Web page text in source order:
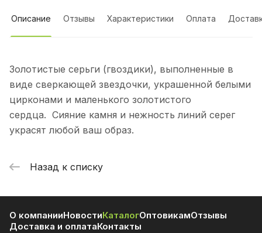
Описание Отзывы Характеристики Оплата
Золотистые серьги (гвоздики), выполненные в
виде сверкающей звездочки, украшенной белыми
цирконами и маленького золотистого
сердца. Сияние камня и нежность линий серег
украсят любой ваш образ.
Назад к списку
О компанииНовостиКаталогОптовикамОтзывы
Доставка и оплатаКонтакты